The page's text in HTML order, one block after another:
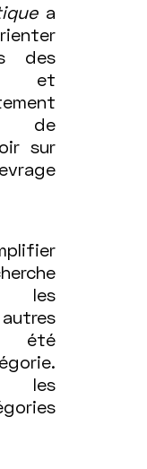
a
des
et
de
sur
les
été
les